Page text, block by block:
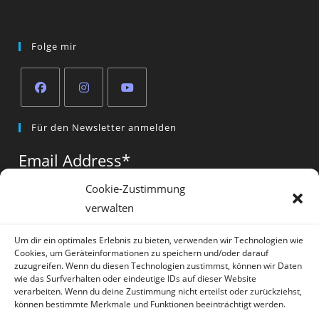
Cookie-Zustimmung
verwalten
Um dir ein optimales Erlebnis zu bieten, verwenden wir Technologien wie
Cookies, um Geräteinformationen zu speichern und/oder darauf
zuzugreifen. Wenn du diesen Technologien zustimmst, können wir Daten
wie das Surfverhalten oder eindeutige IDs auf dieser Website
verarbeiten. Wenn du deine Zustimmung nicht erteilst oder zurückziehst,
können bestimmte Merkmale und Funktionen beeinträchtigt werden.
Folge mir
in
new
in
new
in
new
tab
Für den Newsletter anmelden
Email Address*
Vorname*